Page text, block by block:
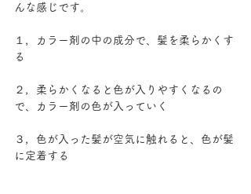
んな感じです。
１，カラー剤の中の成分で、髪を柔らかくす
る
２，柔らかくなると色が入りやすくなるの
で、カラー剤の色が入っていく
３，色が入った髪が空気に触れると、色が髪
に定着する